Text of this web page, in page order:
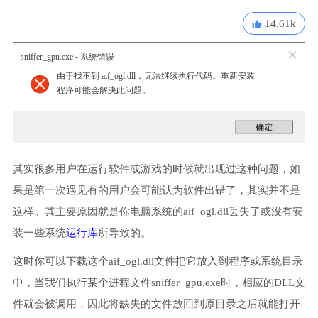
14.61k
sniffer_gpu.exe - 系统错误
由于找不到 aif_ogl.dll，无法继续执行代码。重新安装
程序可能会解决此问题。
其实很多用户在运行软件或游戏的时候就出现过这种问题，如
果是第一次遇见有的用户会可能认为软件出错了，其实并不是
这样。其主要原因就是你电脑系统的aif_ogl.dll丢失了或没有安
装一些系统运行库所导致的。
这时你可以下载这个aif_ogl.dll文件把它放入到程序或系统目录
中，当我们执行某个进程文件sniffer_gpu.exe时，相应的DLL文
件就会被调用，因此将缺失的文件放回到原目录之后就能打开